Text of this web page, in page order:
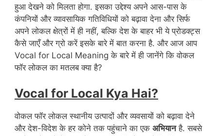
हुआ देखने को मिलता होगा. इसका उद्देश्य अपने आस-पास के
कंपनियों और व्यावसायिक गतिविधियों को बढ़ावा देना और सिर्फ
अपने लोकल क्षेत्रों में ही नहीं, बल्कि देश के बाहर भी ये प्रोडक्ट्स
कैसे जाएँ और ग्रो करें इसके बारे में बात करना है. और आज आप
Vocal for Local Meaning के बारे में ही जानेंगे कि वोकल
फॉर लोकल का मतलब क्या है?
Vocal for Local Kya Hai?
वोकल फॉर लोकल स्थानीय उत्पादों और व्यवसायों को बढ़ावा देने
और देश-विदेश के हर कोने तक पहुंचाने का एक अभियानहै. सबसे